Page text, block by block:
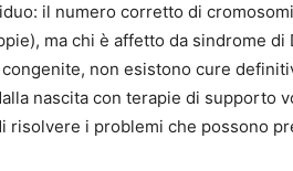
il numero corretto di
ma chi è affetto da sindrome
non esistono cure
nascita con terapie di supporto
risolvere i problemi che possono